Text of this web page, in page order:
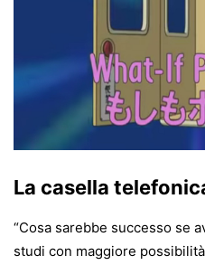
La casella
“Cosa sarebbe successo se
studi con maggiore